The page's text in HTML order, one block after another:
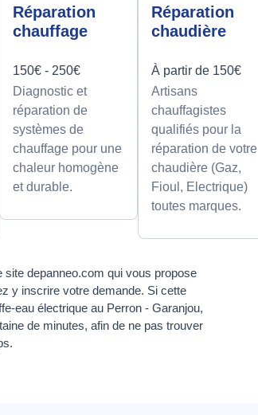
Réparation
chauffage
150€ - 250€
Diagnostic et
réparation de
systèmes de
chauffage pour une
chaleur homogène
et durable.
Réparation
chaudière
À partir de 150€
Artisans
chauffagistes
qualifiés pour la
réparation de votre
chaudière (Gaz,
Fioul, Electrique)
toutes marques.
site depanneo.com qui vous propose
y inscrire votre demande. Si cette
eau électrique au Perron - Garanjou,
de minutes, afin de ne pas trouver